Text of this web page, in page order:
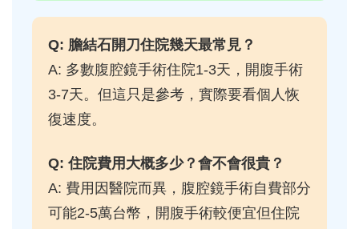
Q: 膽結石開刀住院幾天最常見？
A: 多數腹腔鏡手術住院1-3天，開腹手術
3-7天。但這只是參考，實際要看個人恢
復速度。
Q: 住院費用大概多少？會不會很貴？
A: 費用因醫院而異，腹腔鏡手術自費部分
可能2-5萬台幣，開腹手術較便宜但住院